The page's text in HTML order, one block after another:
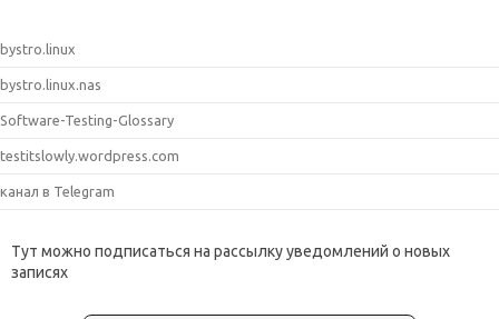
bystro.linux
bystro.linux.nas
Software-Testing-Glossary
testitslowly.wordpress.com
канал в Telegram
Тут можно подписаться на рассылку уведомлений о новых
записях